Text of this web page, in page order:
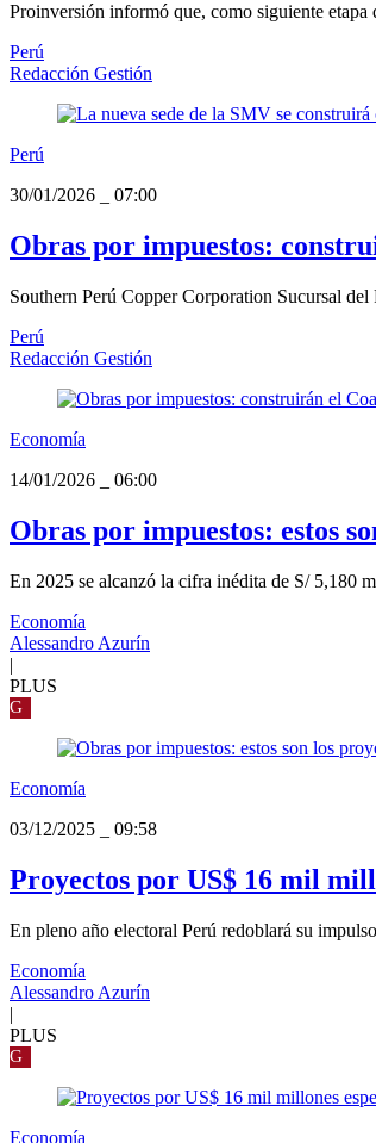
Proinversión informó que, como siguiente
Perú
Redacción Gestión
Perú
30/01/2026
07:00
Obras por impuestos:
Southern Perú Copper Corporation Sucursal
Perú
Redacción Gestión
Economía
14/01/2026
06:00
Obras por impuestos: estos
En 2025 se alcanzó la cifra inédita de S/ 5,180
Economía
Alessandro Azurín
|
PLUS
G
Economía
03/12/2025
09:58
Proyectos por US$ 16 mil
En pleno año electoral Perú redoblará su
Economía
Alessandro Azurín
|
PLUS
G
Economía